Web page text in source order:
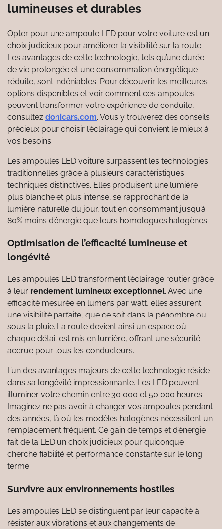
lumineuses et durables
Opter pour une ampoule LED pour votre voiture est un
choix judicieux pour améliorer la visibilité sur la route.
Les avantages de cette technologie, tels qu’une durée
de vie prolongée et une consommation énergétique
réduite, sont indéniables. Pour découvrir les meilleures
options disponibles et voir comment ces ampoules
peuvent transformer votre expérience de conduite,
consultez donicars.com. Vous y trouverez des conseils
précieux pour choisir l’éclairage qui convient le mieux à
vos besoins.
Les ampoules LED voiture surpassent les technologies
traditionnelles grâce à plusieurs caractéristiques
techniques distinctives. Elles produisent une lumière
plus blanche et plus intense, se rapprochant de la
lumière naturelle du jour, tout en consommant jusqu’à
80% moins d’énergie que leurs homologues halogènes.
Optimisation de l’efficacité lumineuse et
longévité
Les ampoules LED transforment l’éclairage routier grâce
à leur rendement lumineux exceptionnel. Avec une
efficacité mesurée en lumens par watt, elles assurent
une visibilité parfaite, que ce soit dans la pénombre ou
sous la pluie. La route devient ainsi un espace où
chaque détail est mis en lumière, offrant une sécurité
accrue pour tous les conducteurs.
L’un des avantages majeurs de cette technologie réside
dans sa longévité impressionnante. Les LED peuvent
illuminer votre chemin entre 30 000 et 50 000 heures.
Imaginez ne pas avoir à changer vos ampoules pendant
des années, là où les modèles halogènes nécessitent un
remplacement fréquent. Ce gain de temps et d’énergie
fait de la LED un choix judicieux pour quiconque
cherche fiabilité et performance constante sur le long
terme.
Survivre aux environnements hostiles
Les ampoules LED se distinguent par leur capacité à
résister aux vibrations et aux changements de